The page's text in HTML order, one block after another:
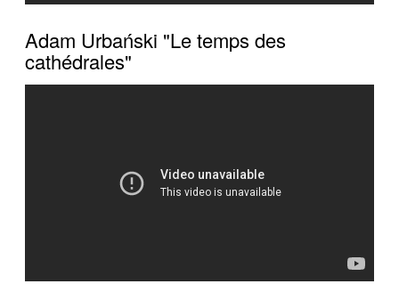
Adam Urbański "Le temps des
cathédrales"